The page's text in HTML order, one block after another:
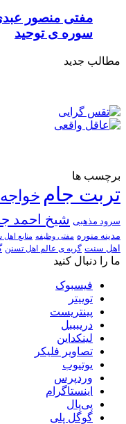
مفتی منصور
سوره ی توحید
مطالب جدید
برچسب ها
تربت جام
سرود مذهبی شیخ احمد
مدینه منوره مفتی وظیفه منابع
اهل سنت گریه ی عالم اهل تسنن
ما را دنبال کنید
فیسبوک
توییتر
پینتریست
دریبببل
لینکداین
تصاویر فلیکر
یوتیوب
وردپرس
اینستاگرام
پی‌پال
گوگل پلی